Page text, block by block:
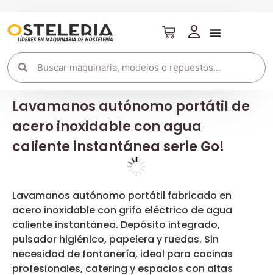
Lavamanos autónomo portátil de
acero inoxidable con agua
caliente instantánea serie Go!
Lavamanos autónomo portátil fabricado en
acero inoxidable con grifo eléctrico de agua
caliente instantánea. Depósito integrado,
pulsador higiénico, papelera y ruedas. Sin
necesidad de fontanería, ideal para cocinas
profesionales, catering y espacios con altas